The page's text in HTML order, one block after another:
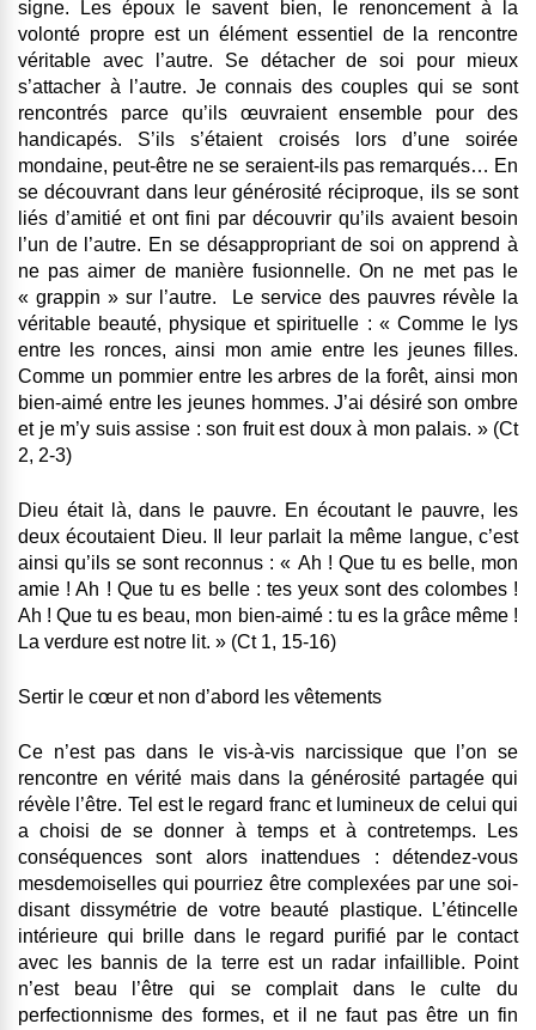
signe. Les époux le savent bien, le renoncement à la
volonté propre est un élément essentiel de la rencontre
véritable avec l’autre. Se détacher de soi pour mieux
s’attacher à l’autre. Je connais des couples qui se sont
rencontrés parce qu’ils œuvraient ensemble pour des
handicapés. S’ils s’étaient croisés lors d’une soirée
mondaine, peut-être ne se seraient-ils pas remarqués… En
se découvrant dans leur générosité réciproque, ils se sont
liés d’amitié et ont fini par découvrir qu’ils avaient besoin
l’un de l’autre. En se désappropriant de soi on apprend à
ne pas aimer de manière fusionnelle. On ne met pas le
« grappin » sur l’autre. Le service des pauvres révèle la
véritable beauté, physique et spirituelle : « Comme le lys
entre les ronces, ainsi mon amie entre les jeunes filles.
Comme un pommier entre les arbres de la forêt, ainsi mon
bien-aimé entre les jeunes hommes. J’ai désiré son ombre
et je m’y suis assise : son fruit est doux à mon palais. » (Ct
2, 2-3)
Dieu était là, dans le pauvre. En écoutant le pauvre, les
deux écoutaient Dieu. Il leur parlait la même langue, c’est
ainsi qu’ils se sont reconnus : « Ah ! Que tu es belle, mon
amie ! Ah ! Que tu es belle : tes yeux sont des colombes !
Ah ! Que tu es beau, mon bien-aimé : tu es la grâce même !
La verdure est notre lit. » (Ct 1, 15-16)
Sertir le cœur et non d’abord les vêtements
Ce n’est pas dans le vis-à-vis narcissique que l’on se
rencontre en vérité mais dans la générosité partagée qui
révèle l’être. Tel est le regard franc et lumineux de celui qui
a choisi de se donner à temps et à contretemps. Les
conséquences sont alors inattendues : détendez-vous
mesdemoiselles qui pourriez être complexées par une soi-
disant dissymétrie de votre beauté plastique. L’étincelle
intérieure qui brille dans le regard purifié par le contact
avec les bannis de la terre est un radar infaillible. Point
n’est beau l’être qui se complait dans le culte du
perfectionnisme des formes, et il ne faut pas être un fin